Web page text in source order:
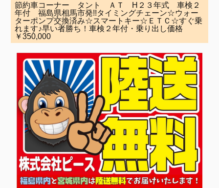
節約車コーナー タント ＡＴ H２３年式 車検２
年付 福島県相馬市発!!タイミングチェーン☆ウォー
ターポンプ交換済み☆スマートキー☆ＥＴＣ☆すぐ乗
れます♪早い者勝ち！車検２年付・乗り出し価格
￥350,000